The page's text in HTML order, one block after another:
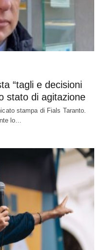
“tagli e decisioni
stato di agitazione
stampa di Fials Taranto.
lo…